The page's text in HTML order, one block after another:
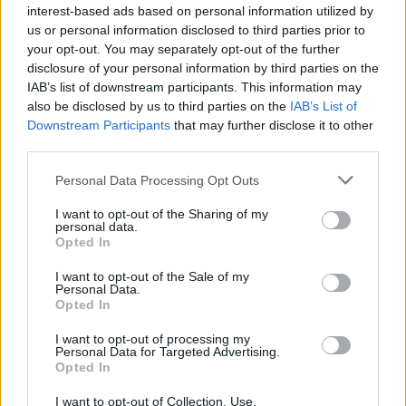
interest-based ads based on personal information utilized by
us or personal information disclosed to third parties prior to
your opt-out. You may separately opt-out of the further
disclosure of your personal information by third parties on the
IAB’s list of downstream participants. This information may
also be disclosed by us to third parties on the IAB’s List of
Downstream Participants that may further disclose it to other
Personal Data Processing Opt Outs
I want to opt-out of the Sharing of my
personal data.
Opted In
I want to opt-out of the Sale of my
Personal Data.
Opted In
I want to opt-out of processing my
Personal Data for Targeted Advertising.
Opted In
I want to opt-out of Collection, Use,
– La crème dépilatoire :Cette astuce est
redoutable pour éliminer le bouchon du drain de la
douche. Cette alternative bon marché vous évite de